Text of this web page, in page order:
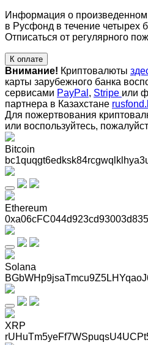
Информация о произведенном
в Русфонд в течение четырех
Отписаться от регулярного
К оплате
Внимание! Криптовалюты
карты зарубежного банка
сервисами PayPal , Stripe или
партнера в Казахстане
Для пожертвования
или воспользуйтесь,
Bitcoin
Ethereum
Solana
XRP